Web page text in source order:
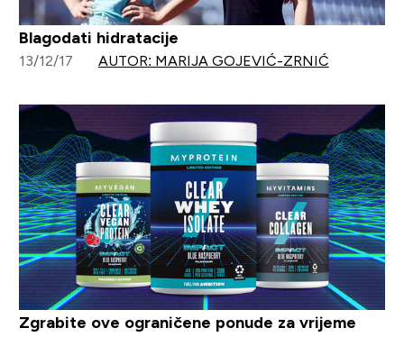
Blagodati hidratacije
13/12/17 AUTOR: MARIJA GOJEVIĆ-ZRNIĆ
Zgrabite ove ograničene ponude za vrijeme